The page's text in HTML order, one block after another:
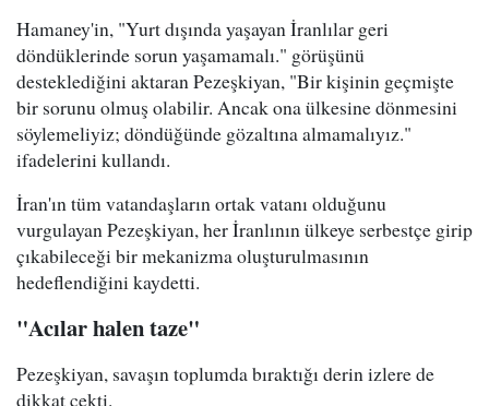
Hamaney'in, "Yurt dışında yaşayan İranlılar geri
döndüklerinde sorun yaşamamalı." görüşünü
desteklediğini aktaran Pezeşkiyan, "Bir kişinin geçmişte
bir sorunu olmuş olabilir. Ancak ona ülkesine dönmesini
söylemeliyiz; döndüğünde gözaltına almamalıyız."
ifadelerini kullandı.
İran'ın tüm vatandaşların ortak vatanı olduğunu
vurgulayan Pezeşkiyan, her İranlının ülkeye serbestçe girip
çıkabileceği bir mekanizma oluşturulmasının
hedeflendiğini kaydetti.
"Acılar halen taze"
Pezeşkiyan, savaşın toplumda bıraktığı derin izlere de
dikkat çekti.